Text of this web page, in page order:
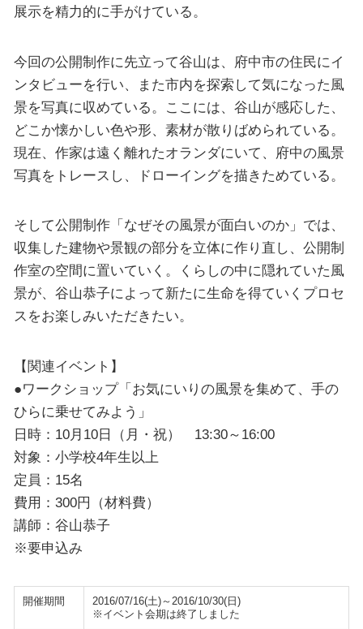
展示を精力的に手がけている。
今回の公開制作に先立って谷山は、府中市の住民にイ
ンタビューを行い、また市内を探索して気になった風
景を写真に収めている。ここには、谷山が感応した、
どこか懐かしい色や形、素材が散りばめられている。
現在、作家は遠く離れたオランダにいて、府中の風景
写真をトレースし、ドローイングを描きためている。
そして公開制作「なぜその風景が面白いのか」では、
収集した建物や景観の部分を立体に作り直し、公開制
作室の空間に置いていく。くらしの中に隠れていた風
景が、谷山恭子によって新たに生命を得ていくプロセ
スをお楽しみいただきたい。
【関連イベント】
●ワークショップ「お気にいりの風景を集めて、手の
ひらに乗せてみよう」
日時：10月10日（月・祝） 13:30～16:00
対象：小学校4年生以上
定員：15名
費用：300円（材料費）
講師：谷山恭子
※要申込み
開催期間
2016/07/16(土)～2016/10/30(日)
※イベント会期は終了しました